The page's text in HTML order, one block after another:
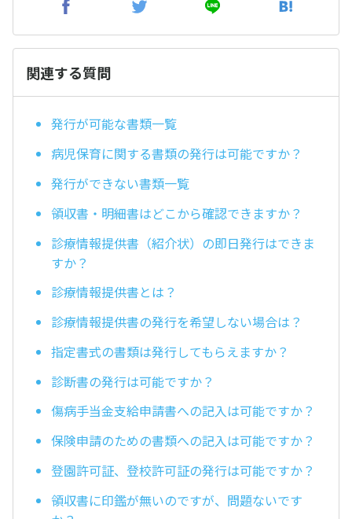
関連する質問
発行が可能な書類一覧
病児保育に関する書類の発行は可能ですか？
発行ができない書類一覧
領収書・明細書はどこから確認できますか？
診療情報提供書（紹介状）の即日発行はできま
すか？
診療情報提供書とは？
診療情報提供書の発行を希望しない場合は？
指定書式の書類は発行してもらえますか？
診断書の発行は可能ですか？
傷病手当金支給申請書への記入は可能ですか？
保険申請のための書類への記入は可能ですか？
登園許可証、登校許可証の発行は可能ですか？
領収書に印鑑が無いのですが、問題ないです